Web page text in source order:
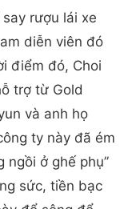
rượu lái xe
diễn viên đó
điểm đó, Choi
trợ từ Gold
và anh họ
ty này đã ém
ngồi ở ghế phụ”
sức, tiền bạc